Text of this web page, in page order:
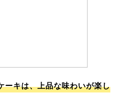
ーキは、上品な味わいが楽し